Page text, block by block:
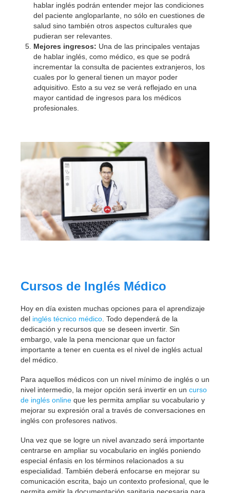
hablar inglés podrán entender mejor las condiciones
del paciente angloparlante, no sólo en cuestiones de
salud sino también otros aspectos culturales que
pudieran ser relevantes.
Mejores ingresos: Una de las principales ventajas
de hablar inglés, como médico, es que se podrá
incrementar la consulta de pacientes extranjeros, los
cuales por lo general tienen un mayor poder
adquisitivo. Esto a su vez se verá reflejado en una
mayor cantidad de ingresos para los médicos
profesionales.
Cursos de Inglés Médico
Hoy en día existen muchas opciones para el aprendizaje
del inglés técnico médico . Todo dependerá de la
dedicación y recursos que se deseen invertir. Sin
embargo, vale la pena mencionar que un factor
importante a tener en cuenta es el nivel de inglés actual
del médico.
Para aquellos médicos con un nivel mínimo de inglés o un
nivel intermedio, la mejor opción será invertir en un curso
de inglés online que les permita ampliar su vocabulario y
mejorar su expresión oral a través de conversaciones en
inglés con profesores nativos.
Una vez que se logre un nivel avanzado será importante
centrarse en ampliar su vocabulario en inglés poniendo
especial énfasis en los términos relacionados a su
especialidad. También deberá enfocarse en mejorar su
comunicación escrita, bajo un contexto profesional, que le